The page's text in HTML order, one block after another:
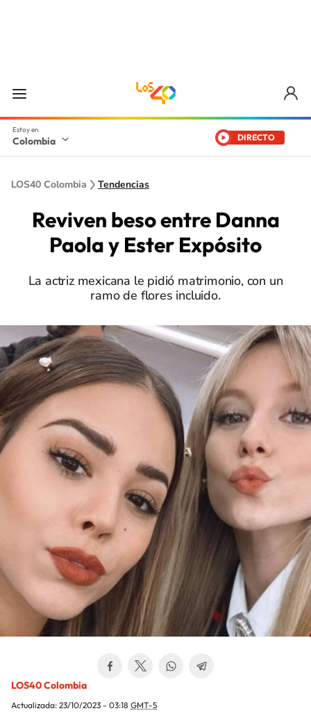
Colombia DIRECTO
LOS40 Colombia Tendencias
Reviven beso entre Danna
Paola y Ester Expósito
La actriz mexicana le pidió matrimonio, con un
ramo de flores incluido.
LOS40 Colombia
Actualizada: 23/10/2023 - 03:18 GMT-5